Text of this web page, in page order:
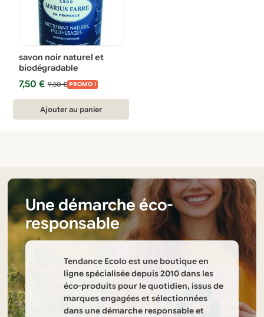
produit
savon noir naturel et
biodégradable
9,50€
Le
initial
était :
7,50€
Le
actuel
est :
PROMO !
Ajouter au panier
Une démarche éco-
responsable
Tendance Ecolo est une boutique en
ligne spécialisée depuis 2010 dans les
éco-produits pour le quotidien, issus de
marques engagées et sélectionnées
dans une démarche responsable et